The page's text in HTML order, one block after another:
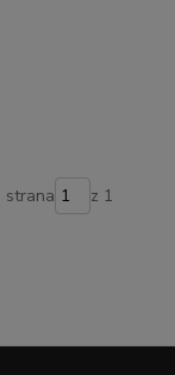
strana z 1